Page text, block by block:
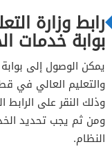
رابط وزارة
بوابة خدمات
يمكن الوصول إلى بوابة
والتعليم العالي في
وذلك النقر على
ومن ثم يجب تحديد
النظام.